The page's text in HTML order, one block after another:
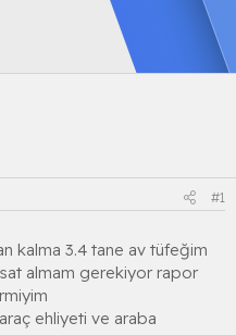
#1
kalma 3.4 tane av tüfeğim
almam gerekiyor rapor
ehliyeti ve araba